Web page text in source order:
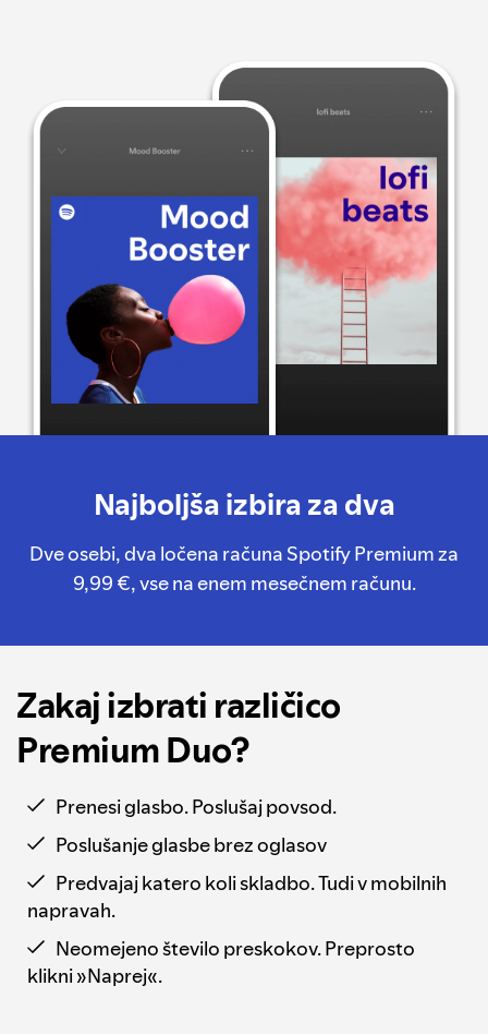
Najboljša izbira za dva
Dve osebi, dva ločena računa Spotify Premium za
9,99 €, vse na enem mesečnem računu.
Zakaj izbrati različico
Premium Duo?
Prenesi glasbo. Poslušaj povsod.
Poslušanje glasbe brez oglasov
Predvajaj katero koli skladbo. Tudi v mobilnih
napravah.
Neomejeno število preskokov. Preprosto
klikni »Naprej«.